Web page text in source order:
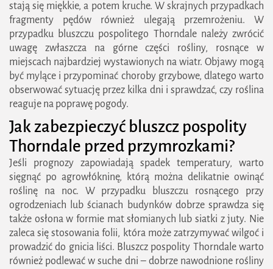
stają się miękkie, a potem kruche. W skrajnych przypadkach
fragmenty pędów również ulegają przemrożeniu. W
przypadku bluszczu pospolitego Thorndale należy zwrócić
uwagę zwłaszcza na górne części rośliny, rosnące w
miejscach najbardziej wystawionych na wiatr. Objawy mogą
być mylące i przypominać choroby grzybowe, dlatego warto
obserwować sytuację przez kilka dni i sprawdzać, czy roślina
reaguje na poprawę pogody.
Jak zabezpieczyć bluszcz pospolity
Thorndale przed przymrozkami?
Jeśli prognozy zapowiadają spadek temperatury, warto
sięgnąć po agrowłókninę, którą można delikatnie owinąć
roślinę na noc. W przypadku bluszczu rosnącego przy
ogrodzeniach lub ścianach budynków dobrze sprawdza się
także osłona w formie mat słomianych lub siatki z juty. Nie
zaleca się stosowania folii, która może zatrzymywać wilgoć i
prowadzić do gnicia liści. Bluszcz pospolity Thorndale warto
również podlewać w suche dni – dobrze nawodnione rośliny